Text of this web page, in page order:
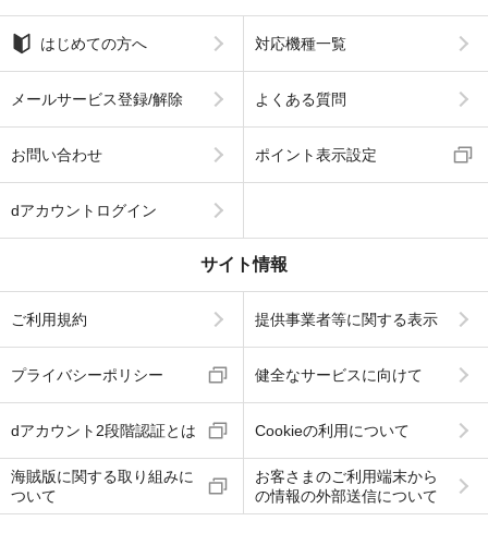
はじめての方へ 対応機種一覧
メールサービス登録/解除 よくある質問
お問い合わせ ポイント表示設定
dアカウントログイン
サイト情報
ご利用規約 提供事業者等に関する表示
プライバシーポリシー 健全なサービスに向けて
dアカウント2段階認証とは Cookieの利用について
海賊版に関する取り組みに
ついて
お客さまのご利用端末から
の情報の外部送信について